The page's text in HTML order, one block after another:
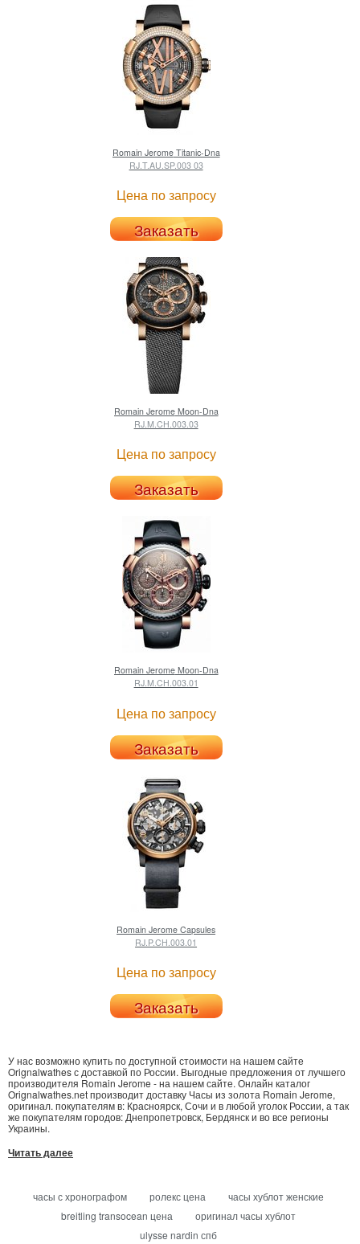
Romain JeromeTitanic-Dna
RJ.T.AU.SP.003 03
Цена по запросу
Заказать
Romain JeromeMoon-Dna
RJ.M.CH.003.03
Цена по запросу
Заказать
Romain JeromeMoon-Dna
RJ.M.CH.003.01
Цена по запросу
Заказать
Romain Jerome Capsules
RJ.P.CH.003.01
Цена по запросу
Заказать
У нас возможно купить по доступной стоимости на нашем сайте
Orignalwathes с доставкой по России. Выгодные предложения от лучшего
производителя Romain Jerome - на нашем сайте. Онлайн каталог
Orignalwathes.net производит доставку Часы из золота Romain Jerome,
оригинал. покупателям в: Красноярск, Сочи и в любой уголок России, а так
же покупателям городов: Днепропетровск, Бердянск и во все регионы
Украины.
Читать далее
часы с хронографом ролекс цена
часы хублот женские
breitling transocean цена
оригинал часы хублот
ulysse nardin спб